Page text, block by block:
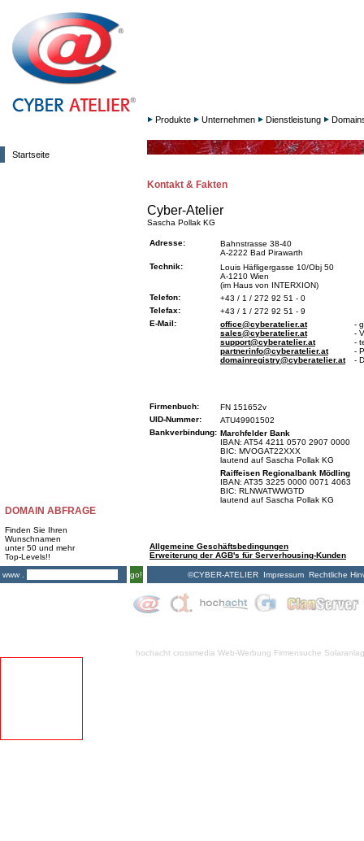
Startseite
DOMAIN ABFRAGE
Finden Sie Ihren
Wunschnamen
unter 50 und mehr
Top-Levels!!
www .
go!
Produkte Unternehmen Dienstleistung
Kontakt & Fakten
Cyber-Atelier
Sascha Pollak KG
Adresse:
Bahnstrasse 38-40
A-2222 Bad Pirawarth
Technik:
Louis Häfligergasse 10/Obj 50
A-1210 Wien
(im Haus von INTERXION)
Telefon:
+43 / 1 / 272 92 51 - 0
Telefax:
+43 / 1 / 272 92 51 - 9
E-Mail:
office@cyberatelier.at
sales@cyberatelier.at
support@cyberatelier.at
partnerinfo@cyberatelier.at
domainregistry@cyberatelier.at
-
-
-
-
-
Firmenbuch:
FN 151652v
UID-Nummer:
ATU49901502
Bankverbindung: Marchfelder Bank
IBAN: AT54 4211 0570 2907 0000
BIC: MVOGAT22XXX
lautend auf Sascha Pollak KG
Raiffeisen Regionalbank Mödling
IBAN: AT35 3225 0000 0071 4063
BIC: RLNWATWWGTD
lautend auf Sascha Pollak KG
Allgemeine Geschäftsbedingungen
Erweiterung der AGB's für Serverhousing-Kunden
©CYBER-ATELIER Impressum Rechtliche
hochacht crossmedia Web-Werbung Firmensuche